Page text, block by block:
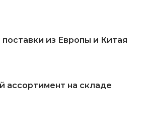
из Европы и Китая
ассортимент на складе